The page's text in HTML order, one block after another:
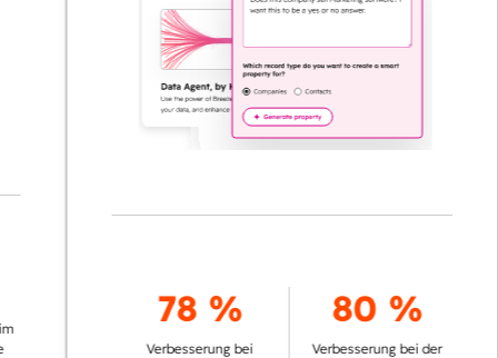
78 %
Verbesserung bei
80 %
Verbesserung bei der